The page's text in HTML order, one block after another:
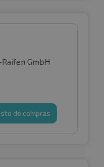
GmbH
de compras